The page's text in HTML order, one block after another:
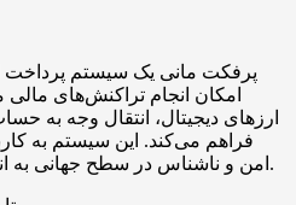
پرفکت مانی یک سیستم پرداخت
امکان انجام تراکنش‌های
ارزهای دیجیتال، انتقال وجه به
فراهم می‌کند. این سیستم به
امن و ناشناس در سطح جهانی به انجام تراکنش‌های مالی بپردازند.